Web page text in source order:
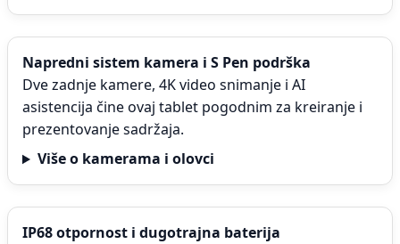
Napredni sistem kamera i S Pen podrška
Dve zadnje kamere, 4K video snimanje i AI
asistencija čine ovaj tablet pogodnim za kreiranje i
prezentovanje sadržaja.
Više o kamerama i olovci
IP68 otpornost i dugotrajna baterija